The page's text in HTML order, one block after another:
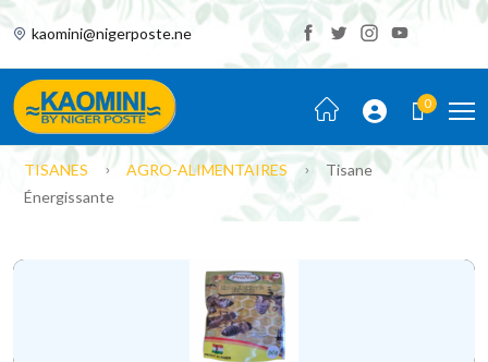
kaomini@nigerposte.ne
0
TISANES AGRO-ALIMENTAIRES
Tisane
Énergissante